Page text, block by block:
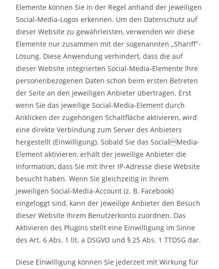
Elemente können Sie in der Regel anhand der jeweiligen
Social-Media-Logos erkennen. Um den Datenschutz auf
dieser Website zu gewährleisten, verwenden wir diese
Elemente nur zusammen mit der sogenannten „Shariff“-
Lösung. Diese Anwendung verhindert, dass die auf
dieser Website integrierten Social-Media-Elemente Ihre
personenbezogenen Daten schon beim ersten Betreten
der Seite an den jeweiligen Anbieter übertragen. Erst
wenn Sie das jeweilige Social-Media-Element durch
Anklicken der zugehörigen Schaltfläche aktivieren, wird
eine direkte Verbindung zum Server des Anbieters
hergestellt (Einwilligung). Sobald Sie das SocialMedia-
Element aktivieren, erhält der jeweilige Anbieter die
Information, dass Sie mit Ihrer IP-Adresse diese Website
besucht haben. Wenn Sie gleichzeitig in Ihrem
jeweiligen Social-Media-Account (z. B. Facebook)
eingeloggt sind, kann der jeweilige Anbieter den Besuch
dieser Website Ihrem Benutzerkonto zuordnen. Das
Aktivieren des Plugins stellt eine Einwilligung im Sinne
des Art. 6 Abs. 1 lit. a DSGVO und § 25 Abs. 1 TTDSG dar.
Diese Einwilligung können Sie jederzeit mit Wirkung für